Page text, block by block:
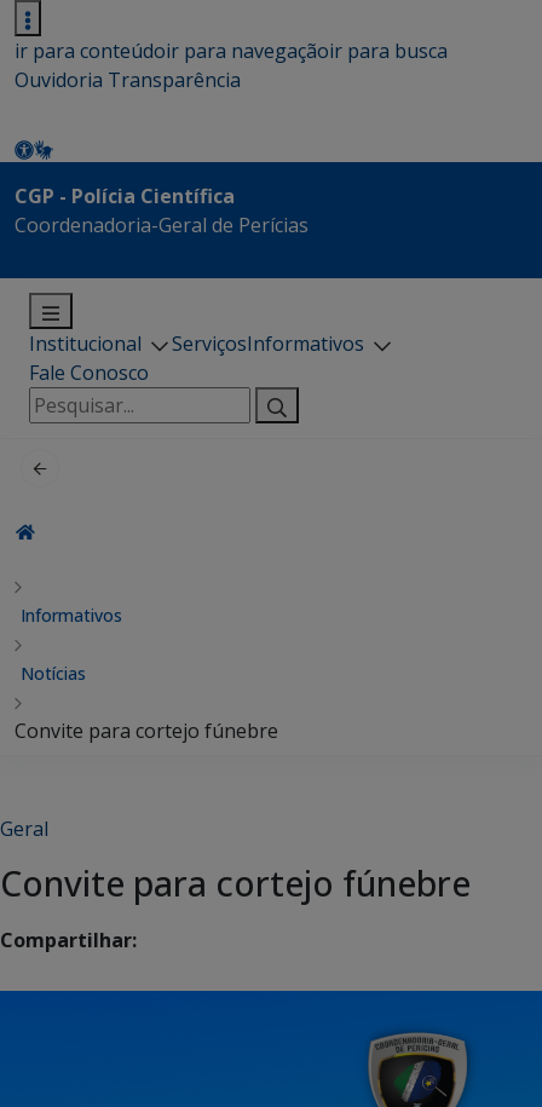
ir para conteúdoir para navegaçãoir para busca
Ouvidoria Transparência
CGP - Polícia Científica
Coordenadoria-Geral de Perícias
Institucional ServiçosInformativos
Fale Conosco
Pesquisar
por:
Informativos
Notícias
Convite para cortejo fúnebre
Geral
Convite para cortejo fúnebre
Compartilhar: